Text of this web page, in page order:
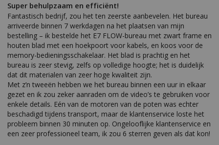
Super behulpzaam en efficiënt!
Fantastisch bedrijf, zou het ten zeerste aanbevelen. Het bureau
arriveerde binnen 7 werkdagen na het plaatsen van mijn
bestelling – ik bestelde het E7 FLOW-bureau met zwart frame en
houten blad met een hoekpoort voor kabels, en koos voor de
memory-bedieningsschakelaar. Het blad is prachtig en het
bureau is zeer stevig, zelfs op volledige hoogte; het is duidelijk
dat dit materialen van zeer hoge kwaliteit zijn.
Met z’n tweeën hebben we het bureau binnen een uur in elkaar
gezet en ik zou zeker aanraden om de video’s te gebruiken voor
enkele details. Eén van de motoren van de poten was echter
beschadigd tijdens transport, maar de klantenservice loste het
probleem binnen 30 minuten op. Ongelooflijke klantenservice en
een zeer professioneel team, ik zou 6 sterren geven als dat kon!